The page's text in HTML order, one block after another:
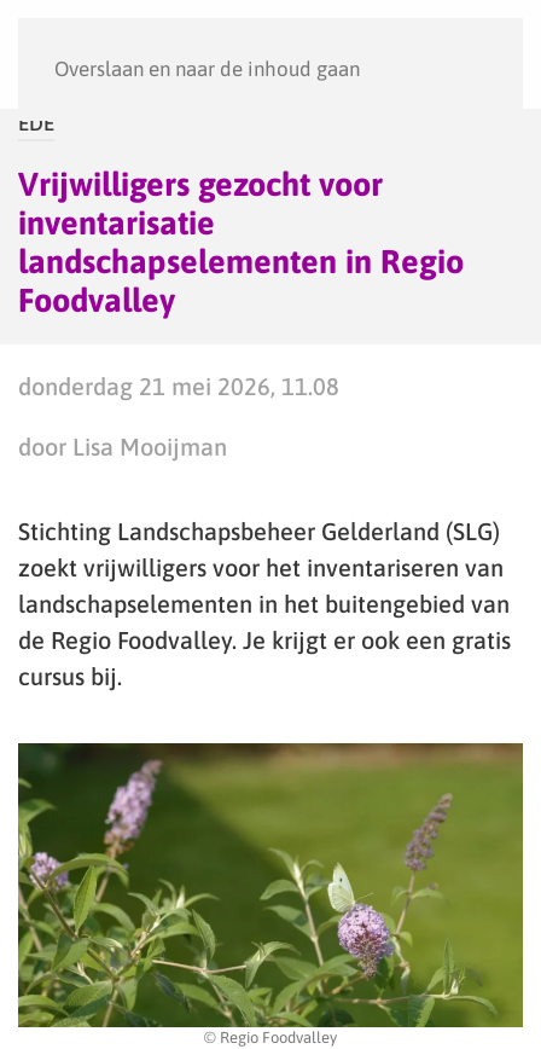
Overslaan en naar de inhoud gaan
EDE
Vrijwilligers gezocht voor
inventarisatie
landschapselementen in Regio
Foodvalley
donderdag 21 mei 2026, 11.08
door Lisa Mooijman
Stichting Landschapsbeheer Gelderland (SLG)
zoekt vrijwilligers voor het inventariseren van
landschapselementen in het buitengebied van
de Regio Foodvalley. Je krijgt er ook een gratis
cursus bij.
© Regio Foodvalley